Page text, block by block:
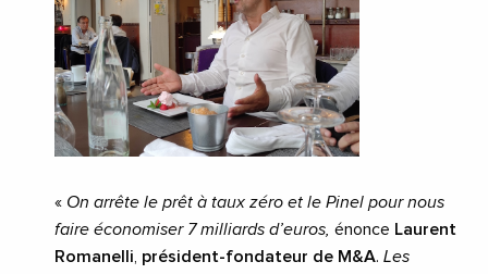
« On arrête le prêt à taux zéro et le Pinel pour nous
faire économiser 7 milliards d’euros, énonce Laurent
Romanelli, président-fondateur de M&A. Les